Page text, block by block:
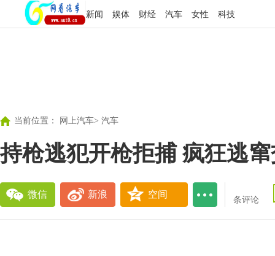
新闻 娱体 财经 汽车 女性 科技
当前位置： 网上汽车> 汽车
持枪逃犯开枪拒捕 疯狂逃
微信 新浪 空间
条评论